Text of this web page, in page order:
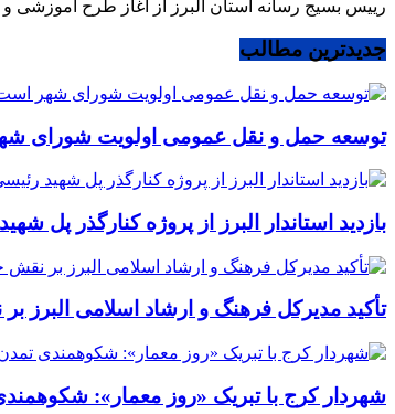
رییس بسیج رسانه استان البرز از آغاز طرح
جدیدترین مطالب
توسعه حمل و نقل عمومی اولویت شورای
بازدید استاندار البرز از پروژه کنارگذر پل
تأکید مدیرکل فرهنگ و ارشاد اسلامی البرز
شهردار کرج با تبریک «روز معمار»: